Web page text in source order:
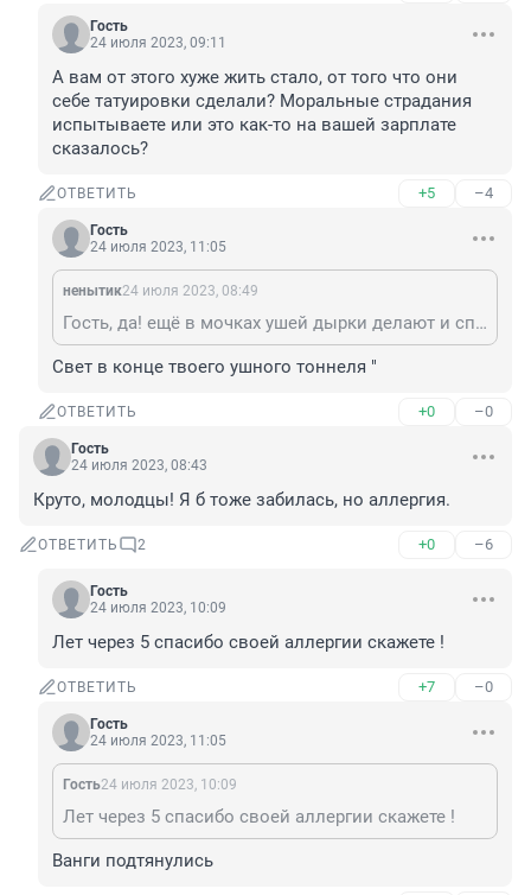
Гость
24 июля 2023, 09:11
А вам от этого хуже жить стало, от того что они
себе татуировки сделали? Моральные страдания
испытываете или это как-то на вашей зарплате
сказалось?
ОТВЕТИТЬ +5 –4
Гость
24 июля 2023, 11:05
ненытик24 июля 2023, 08:49
Гость, да! ещё в мочках ушей дырки делают и сплав золота и меди вставляют. Дикари.
Свет в конце твоего ушного тоннеля "
ОТВЕТИТЬ +0 –0
Гость
24 июля 2023, 08:43
Круто, молодцы! Я б тоже забилась, но аллергия.
ОТВЕТИТЬ 2 +0 –6
Гость
24 июля 2023, 10:09
Лет через 5 спасибо своей аллергии скажете !
ОТВЕТИТЬ +7 –0
Гость
24 июля 2023, 11:05
Гость24 июля 2023, 10:09
Лет через 5 спасибо своей аллергии скажете !
Ванги подтянулись